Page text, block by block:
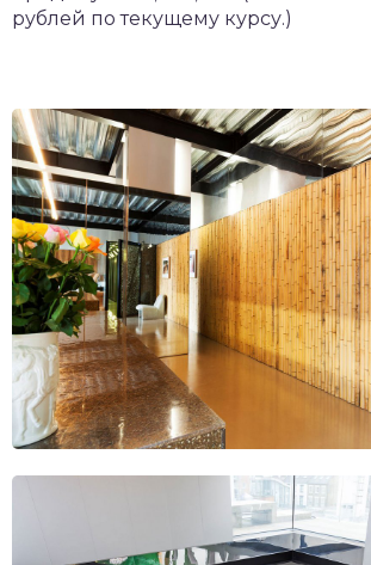
рублей по текущему курсу.)